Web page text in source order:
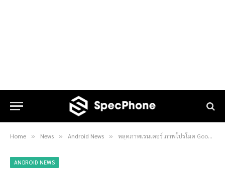
Home » News » Android News » หลุดภาพเรนเดอร์ ภาพโปรโมต Google Pixel 9a ก่อนเปิดตัววันที่ 19 มีนาคมนี้
ANDROID NEWS